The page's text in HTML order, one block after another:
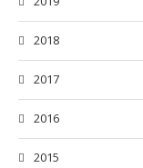
2018
2017
2016
2015